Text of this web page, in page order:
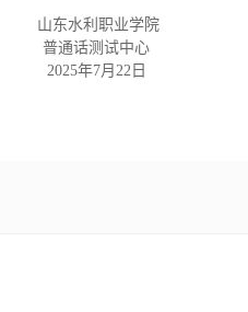
山东水利职业学院
普通话测试中心
2025年7月22日